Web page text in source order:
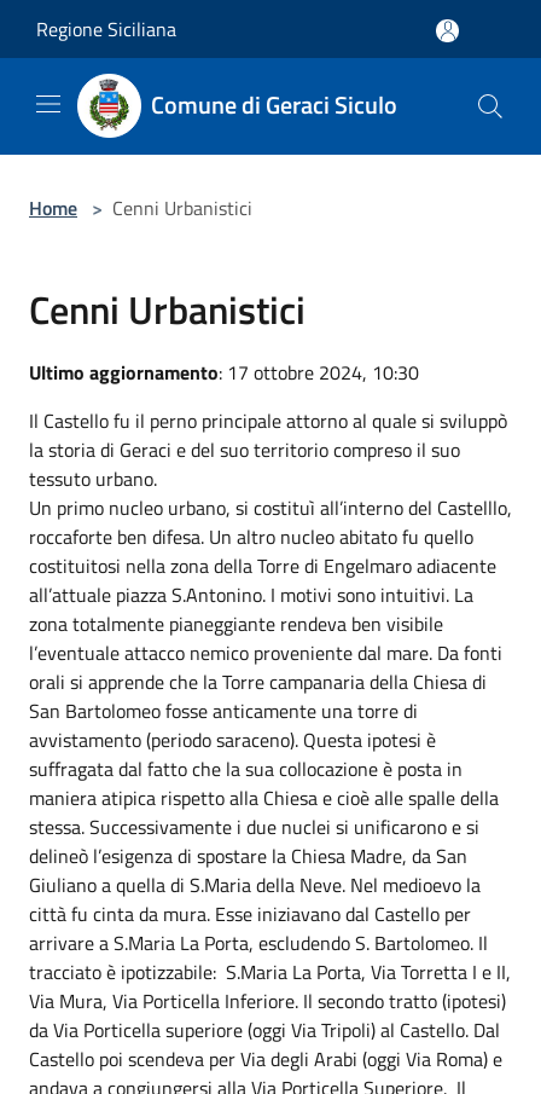
Regione Siciliana
Comune di Geraci Siculo
Home > Cenni Urbanistici
Cenni Urbanistici
Ultimo aggiornamento: 17 ottobre 2024, 10:30
Il Castello fu il perno principale attorno al quale si sviluppò
la storia di Geraci e del suo territorio compreso il suo
tessuto urbano.
Un primo nucleo urbano, si costituì all’interno del Castelllo,
roccaforte ben difesa. Un altro nucleo abitato fu quello
costituitosi nella zona della Torre di Engelmaro adiacente
all’attuale piazza S.Antonino. I motivi sono intuitivi. La
zona totalmente pianeggiante rendeva ben visibile
l’eventuale attacco nemico proveniente dal mare. Da fonti
orali si apprende che la Torre campanaria della Chiesa di
San Bartolomeo fosse anticamente una torre di
avvistamento (periodo saraceno). Questa ipotesi è
suffragata dal fatto che la sua collocazione è posta in
maniera atipica rispetto alla Chiesa e cioè alle spalle della
stessa. Successivamente i due nuclei si unificarono e si
delineò l’esigenza di spostare la Chiesa Madre, da San
Giuliano a quella di S.Maria della Neve. Nel medioevo la
città fu cinta da mura. Esse iniziavano dal Castello per
arrivare a S.Maria La Porta, escludendo S. Bartolomeo. Il
tracciato è ipotizzabile: S.Maria La Porta, Via Torretta I e II,
Via Mura, Via Porticella Inferiore. Il secondo tratto (ipotesi)
da Via Porticella superiore (oggi Via Tripoli) al Castello. Dal
Castello poi scendeva per Via degli Arabi (oggi Via Roma) e
andava a congiungersi alla Via Porticella Superiore. Il